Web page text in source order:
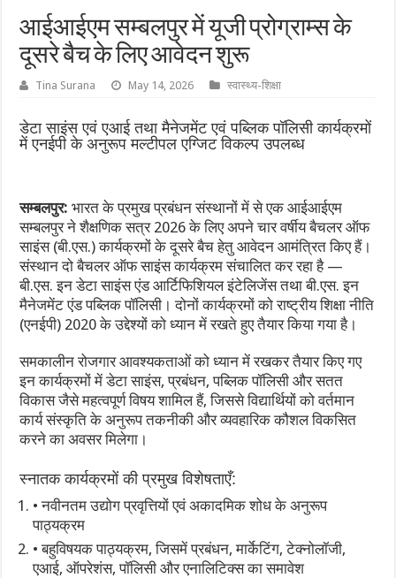
आईआईएम सम्बलपुर में यूजी प्रोग्राम्स के
दूसरे बैच के लिए आवेदन शुरू
Tina Surana May 14, 2026 स्वास्थ्य-शिक्षा
डेटा साइंस एवं एआई तथा मैनेजमेंट एवं पब्लिक पॉलिसी कार्यक्रमों
में एनईपी के अनुरूप मल्टीपल एग्जिट विकल्प उपलब्ध
सम्बलपुर: भारत के प्रमुख प्रबंधन संस्थानों में से एक आईआईएम
सम्बलपुर ने शैक्षणिक सत्र 2026 के लिए अपने चार वर्षीय बैचलर ऑफ
साइंस (बी.एस.) कार्यक्रमों के दूसरे बैच हेतु आवेदन आमंत्रित किए हैं।
संस्थान दो बैचलर ऑफ साइंस कार्यक्रम संचालित कर रहा है —
बी.एस. इन डेटा साइंस एंड आर्टिफिशियल इंटेलिजेंस तथा बी.एस. इन
मैनेजमेंट एंड पब्लिक पॉलिसी। दोनों कार्यक्रमों को राष्ट्रीय शिक्षा नीति
(एनईपी) 2020 के उद्देश्यों को ध्यान में रखते हुए तैयार किया गया है।
समकालीन रोजगार आवश्यकताओं को ध्यान में रखकर तैयार किए गए
इन कार्यक्रमों में डेटा साइंस, प्रबंधन, पब्लिक पॉलिसी और सतत
विकास जैसे महत्वपूर्ण विषय शामिल हैं, जिससे विद्यार्थियों को वर्तमान
कार्य संस्कृति के अनुरूप तकनीकी और व्यवहारिक कौशल विकसित
करने का अवसर मिलेगा।
स्नातक कार्यक्रमों की प्रमुख विशेषताएँ:
• नवीनतम उद्योग प्रवृत्तियों एवं अकादमिक शोध के अनुरूप
पाठ्यक्रम
• बहुविषयक पाठ्यक्रम, जिसमें प्रबंधन, मार्केटिंग, टेक्नोलॉजी,
एआई, ऑपरेशंस, पॉलिसी और एनालिटिक्स का समावेश